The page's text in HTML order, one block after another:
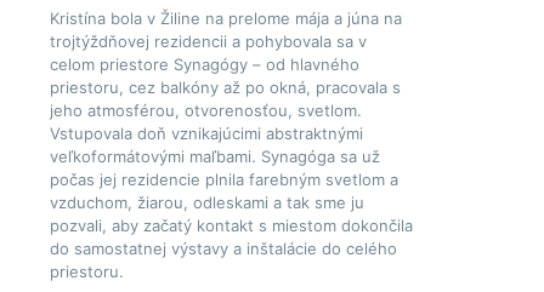
Kristína bola v Žiline na prelome mája a júna na
trojtýždňovej rezidencii a pohybovala sa v
celom priestore Synagógy – od hlavného
priestoru, cez balkóny až po okná, pracovala s
jeho atmosférou, otvorenosťou, svetlom.
Vstupovala doň vznikajúcimi abstraktnými
veľkoformátovými maľbami. Synagóga sa už
počas jej rezidencie plnila farebným svetlom a
vzduchom, žiarou, odleskami a tak sme ju
pozvali, aby začatý kontakt s miestom dokončila
do samostatnej výstavy a inštalácie do celého
priestoru.